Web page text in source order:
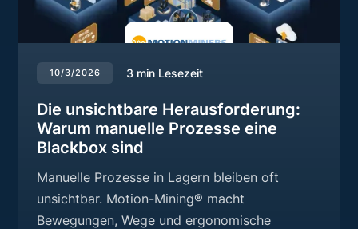
10/3/2026 3 min Lesezeit
Die unsichtbare Herausforderung:
Warum manuelle Prozesse eine
Blackbox sind
Manuelle Prozesse in Lagern bleiben oft
unsichtbar. Motion-Mining® macht
Bewegungen, Wege und ergonomische